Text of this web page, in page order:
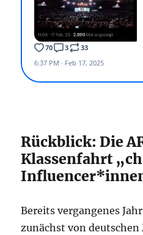
Rückblick: Die
Klassenfahrt
Bereits vergangenes
zunächst von